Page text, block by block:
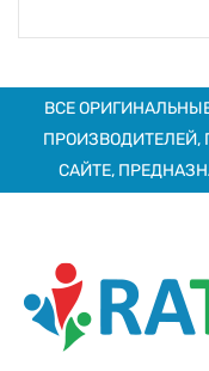
ВСЕ
ПРОИЗВОДИТЕЛЕЙ,
САЙТЕ,